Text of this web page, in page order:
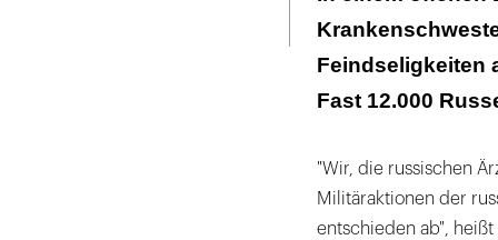
"Das Herz
Feindseligkeiten
Fast 12.000
"Wir, die russischen
Militäraktionen der
entschieden ab",